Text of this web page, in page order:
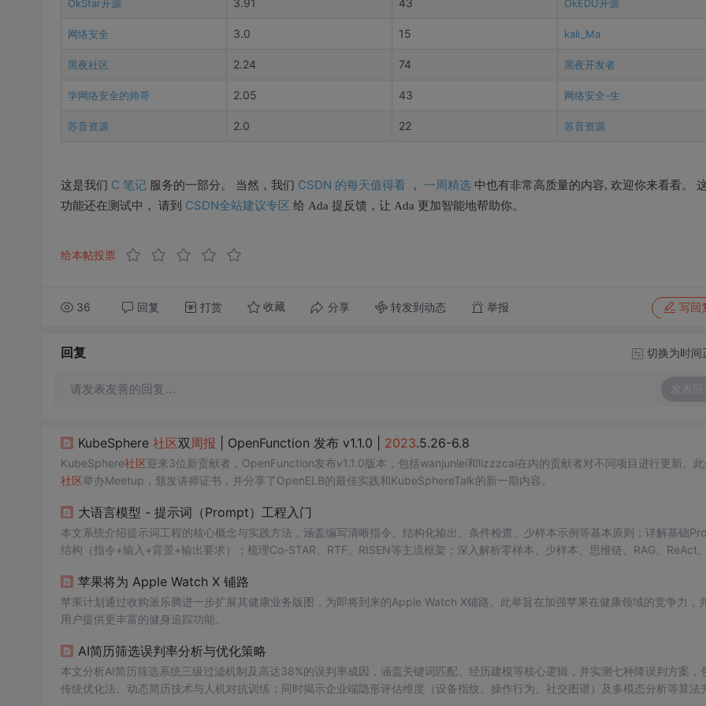
OkStar开源 3.91 43 OkEDU开源
网络安全 3.0 15 kali_Ma
黑夜社区 2.24 74 黑夜开发者
学网络安全的帅哥 2.05 43 网络安全-生
苏音资源 2.0 22 苏音资源
这是我们 C 笔记 服务的一部分。 当然，我们 CSDN 的每天值得看 ， 一周精选中也有非常高质量的内容, 欢迎你来看看。
功能还在测试中， 请到 CSDN全站建议专区 给 Ada 提反馈，让 Ada 更加智能地帮助你。
给本帖投票
36 回复 打赏 收藏 分享 转发到动态 举报 写回
回复 切换为时间
请发表友善的回复… 发表回
KubeSphere 社区双 周报 | OpenFunction 发布 v1.1.0 | 2023.5.26-6.8
KubeSphere社区迎来3位新贡献者，OpenFunction发布v1.1.0版本，包括wanjunlei和lizzzcai在内的贡献者对不同项目进行更新。此
社区举办Meetup，颁发讲师证书，并分享了OpenELB的最佳实践和KubeSphereTalk的新一期内容。
大语言模型 - 提示词（Prompt）工程入门
本文系统介绍提示词工程的核心概念与实践方法，涵盖编写清晰指令、结构化输出、条件检查、少样本示例等基本原则；详解基础
结构（指令+输入+背景+输出要求）；梳理Co-STAR、RTF、RISEN等主流框架；深入解析零样本、少样本、思维链、RAG、ReAct
苹果将为 Apple Watch X 铺路
苹果计划通过收购派乐腾进一步扩展其健康业务版图，为即将到来的Apple Watch X铺路。此举旨在加强苹果在健康领域的竞争力，
用户提供更丰富的健身追踪功能。
AI简历筛选误判率分析与优化策略
本文分析AI简历筛选系统三级过滤机制及高达38%的误判率成因，涵盖关键词匹配、经历建模等核心逻辑，并实测七种降误判方案，
传统优化法、动态简历技术与人机对抗训练；同时揭示企业端隐形评估维度（设备指纹、操作行为、社交图谱）及多模态分析等算法